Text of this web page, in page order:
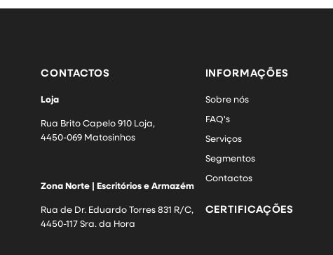
CONTACTOS
Loja
Rua Brito Capelo 910 Loja,
4450-069 Matosinhos
Zona Norte | Escritórios e Armazém
Rua de Dr. Eduardo Torres 831 R/C,
4450-117 Sra. da Hora
INFORMAÇÕES
Sobre nós
FAQ's
Serviços
Segmentos
Contactos
CERTIFICAÇÕES